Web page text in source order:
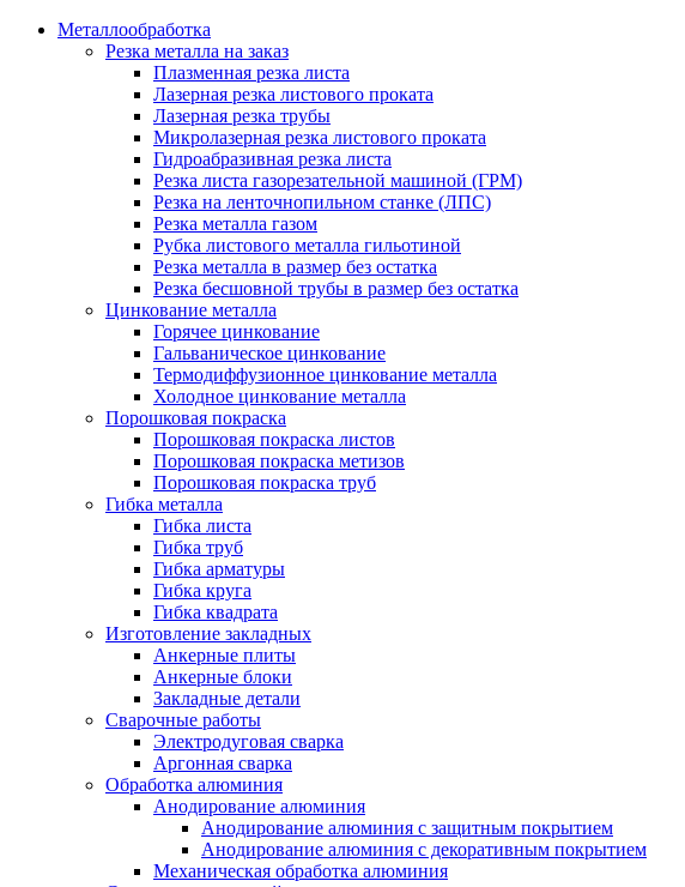
Металлообработка
Резка металла на заказ
Плазменная резка листа
Лазерная резка листового проката
Лазерная резка трубы
Микролазерная резка листового проката
Гидроабразивная резка листа
Резка листа газорезательной машиной (ГРМ)
Резка на ленточнопильном станке (ЛПС)
Резка металла газом
Рубка листового металла гильотиной
Резка металла в размер без остатка
Резка бесшовной трубы в размер без остатка
Цинкование металла
Горячее цинкование
Гальваническое цинкование
Термодиффузионное цинкование металла
Холодное цинкование металла
Порошковая покраска
Порошковая покраска листов
Порошковая покраска метизов
Порошковая покраска труб
Гибка металла
Гибка листа
Гибка труб
Гибка арматуры
Гибка круга
Гибка квадрата
Изготовление закладных
Анкерные плиты
Анкерные блоки
Закладные детали
Сварочные работы
Электродуговая сварка
Аргонная сварка
Обработка алюминия
Анодирование алюминия
Анодирование алюминия с защитным покрытием
Анодирование алюминия с декоративным покрытием
Механическая обработка алюминия